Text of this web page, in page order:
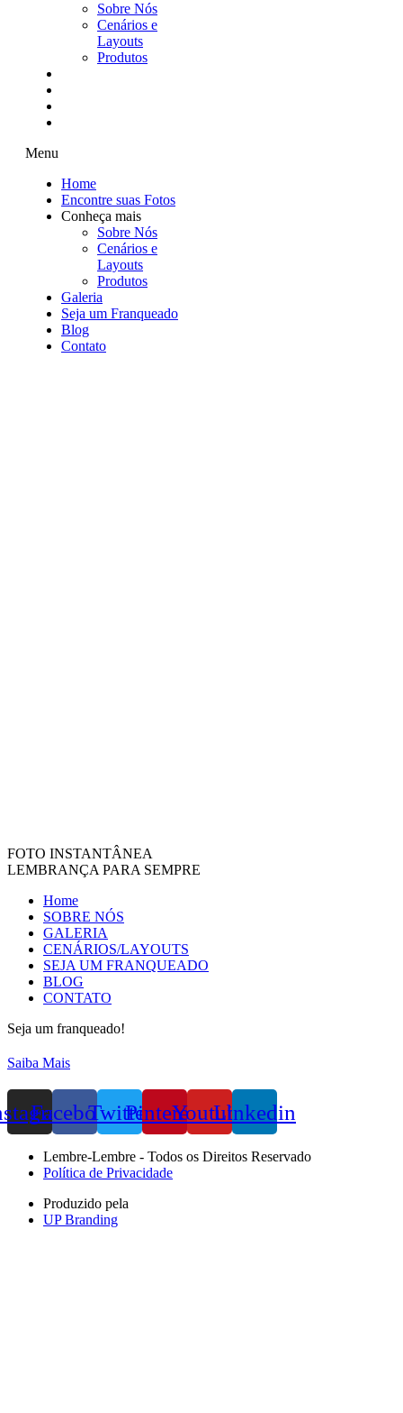
Sobre Nós
Cenários e
Layouts
Produtos
Menu
Home
Encontre suas Fotos
Conheça mais
Sobre Nós
Cenários e
Layouts
Produtos
Galeria
Seja um Franqueado
Blog
Contato
FOTO INSTANTÂNEA
LEMBRANÇA PARA SEMPRE
Home
SOBRE NÓS
GALERIA
CENÁRIOS/LAYOUTS
SEJA UM FRANQUEADO
BLOG
CONTATO
Seja um franqueado!
Saiba Mais
FacebookTwitterPinterestYoutubeLinkedin
Lembre-Lembre - Todos os Direitos Reservado
Política de Privacidade
Produzido pela
UP Branding